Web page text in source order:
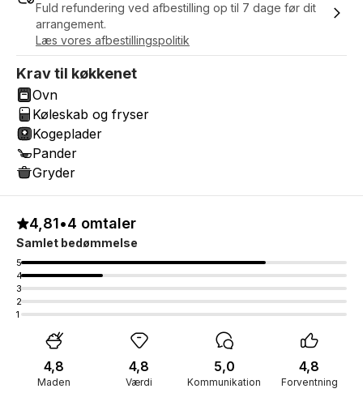
Fuld refundering ved afbestilling op til 7 dage før dit
arrangement.
Læs vores afbestillingspolitik
Krav til køkkenet
Ovn
Køleskab og fryser
Kogeplader
Pander
Gryder
4,81•4 omtaler
Samlet bedømmelse
5
4
3
2
1
Maden
4,8
Værdi
4,8
Kommunikation
5,0
Forventning
4,8